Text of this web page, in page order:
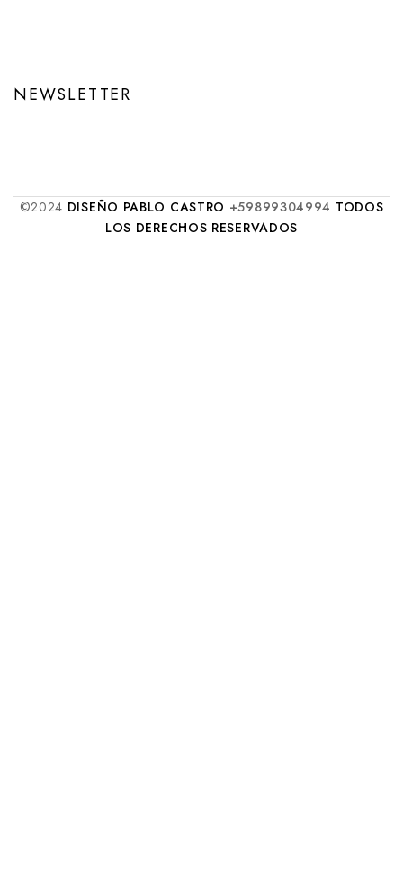
NEWSLETTER
©2024 DISEÑO PABLO CASTRO +59899304994 TODOS
LOS DERECHOS RESERVADOS